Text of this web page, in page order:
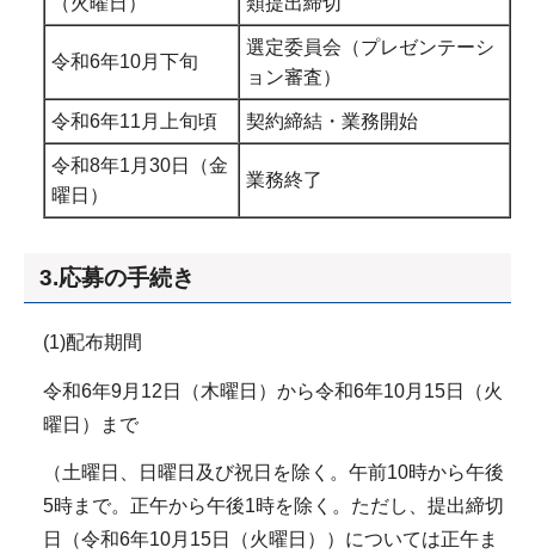
令和6年10月下旬
選定委員会（プレゼンテーシ
ョン審査）
令和6年11月上旬頃 契約締結・業務開始
令和8年1月30日（金
曜日）
業務終了
3.応募の手続き
(1)配布期間
令和6年9月12日（木曜日）から令和6年10月15日（火
曜日）まで
（土曜日、日曜日及び祝日を除く。午前10時から午後
5時まで。正午から午後1時を除く。ただし、提出締切
日（令和6年10月15日（火曜日））については正午ま